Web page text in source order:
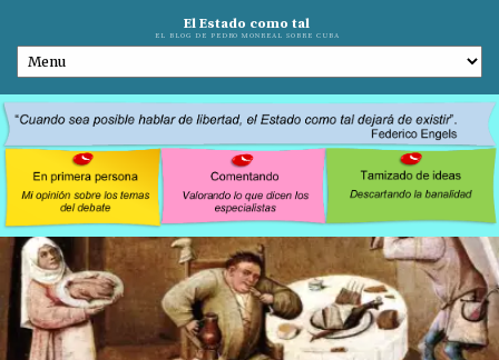
El Estado como tal
EL BLOG DE PEDRO MONREAL SOBRE CUBA